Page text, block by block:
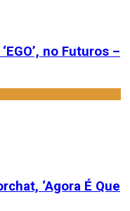
no Futuros –
‘Agora É Que